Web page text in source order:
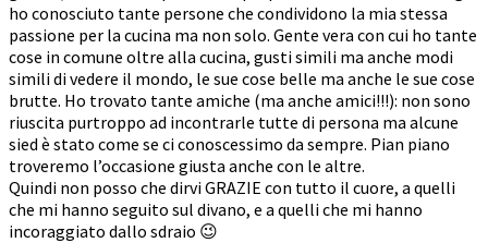
ho conosciuto tante persone che condividono la mia stessa
passione per la cucina ma non solo. Gente vera con cui ho tante
cose in comune oltre alla cucina, gusti simili ma anche modi
simili di vedere il mondo, le sue cose belle ma anche le sue cose
brutte. Ho trovato tante amiche (ma anche amici!!!): non sono
riuscita purtroppo ad incontrarle tutte di persona ma alcune
sied è stato come se ci conoscessimo da sempre. Pian piano
troveremo l’occasione giusta anche con le altre.
Quindi non posso che dirvi GRAZIE con tutto il cuore, a quelli
che mi hanno seguito sul divano, e a quelli che mi hanno
incoraggiato dallo sdraio 😉